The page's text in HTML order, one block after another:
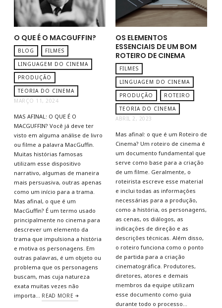
O QUE É O MACGUFFIN?
BLOG
FILMES
LINGUAGEM DO CINEMA
PRODUÇÃO
TEORIA DO CINEMA
MARÇO 11, 2024
MAS AFINAL: O QUE É O
MACGUFFIN? Você já deve ter
visto em alguma análise de livro
ou filme a palavra MacGuffin.
Muitas histórias famosas
utilizam esse dispositivo
narrativo, algumas de maneira
mais persuasiva, outras apenas
como um início para a trama.
Mas afinal, o que é um
MacGuffin? É um termo usado
principalmente no cinema para
descrever um elemento da
trama que impulsiona a história
e motiva os personagens. Em
outras palavras, é um objeto ou
problema que os personagens
buscam, mas cuja natureza
exata muitas vezes não
importa… READ MORE
OS ELEMENTOS
ESSENCIAIS DE UM BOM
ROTEIRO DE CINEMA
FILMES
LINGUAGEM DO CINEMA
PRODUÇÃO
ROTEIRO
TEORIA DO CINEMA
ABRIL 2, 2023
Mas afinal: o que é um Roteiro de
Cinema? Um roteiro de cinema é
um documento fundamental que
serve como base para a criação
de um filme. Geralmente, o
roteirista escreve esse material
e inclui todas as informações
necessárias para a produção,
como a história, os personagens,
as cenas, os diálogos, as
indicações de direção e as
descrições técnicas. Além disso,
o roteiro funciona como o ponto
de partida para a criação
cinematográfica. Produtores,
diretores, atores e demais
membros da equipe utilizam
esse documento como guia
durante todo o processo…